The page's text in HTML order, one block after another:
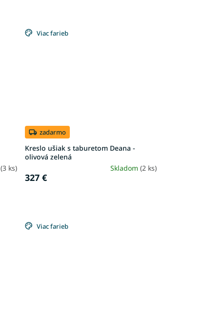
(3 ks)
Viac farieb
zadarmo
Kreslo ušiak s taburetom Deana -
olivová zelená
Skladom (2 ks)
327 €
Viac farieb